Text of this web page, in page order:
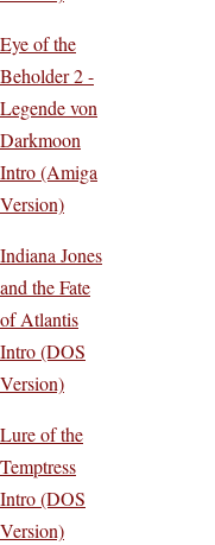
Eye of the
Beholder 2 -
Legende von
Darkmoon
Intro (Amiga
Version)
Indiana Jones
and the Fate
of Atlantis
Intro (DOS
Version)
Lure of the
Temptress
Intro (DOS
Version)